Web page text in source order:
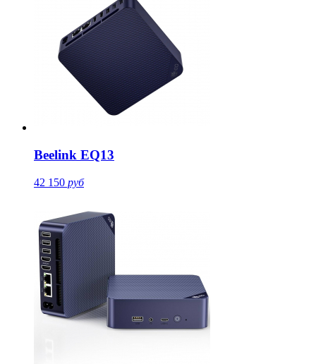
Beelink EQ13
42 150 руб